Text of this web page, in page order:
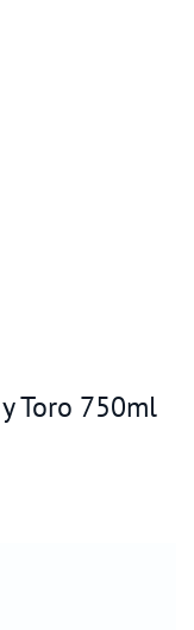
Toro 750ml